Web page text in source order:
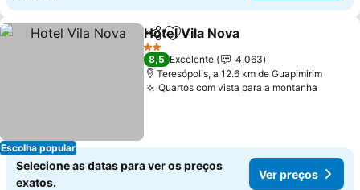
Escolha popular
PartilharAdicionar aos favoritos
Hotel Vila Nova
2 Estrelas
8,5 Excelente
4.063
Teresópolis, a 12.6 km de Guapimirim
Quartos com vista para a montanha
Selecione as datas para ver os preços
exatos.
Ver preços